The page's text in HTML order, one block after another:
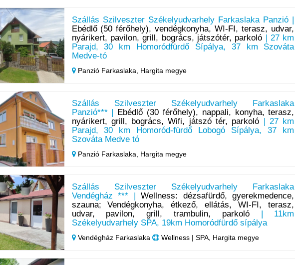
Szállás Szilveszter Székelyudvarhely Farkaslaka Panzió |
Ebédlő (50 férőhely), vendégkonyha, WI-FI, terasz, udvar,
nyárikert, pavilon, grill, bogrács, játszótér, parkoló | 27 km
Parajd, 30 km Homoródfürdő Sípálya, 37 km Szováta
Medve-tó
Panzió Farkaslaka, Hargita megye
Szállás Szilveszter Székelyudvarhely Farkaslaka
Panzió*** |
Ebédlő (30 férőhely), nappali, konyha, terasz,
nyárikert, grill, bogrács, Wifi, játszó tér, parkoló | 27 km
Parajd, 30 km Homoród-fürdő Lobogó Sípálya, 37 km
Szováta Medve tó
Panzió Farkaslaka, Hargita megye
Szállás Szilveszter Székelyudvarhely Farkaslaka
Vendégház *** |Wellness: dézsafürdő, gyerekmedence,
szauna; Vendégkonyha, étkező, ellátás, WI-FI, terasz,
udvar, pavilon, grill, trambulin, parkoló| 11km
Székelyudvarhely SPA, 19km Homoródfürdő sípálya
Vendégház Farkaslaka Wellness | SPA, Hargita megye